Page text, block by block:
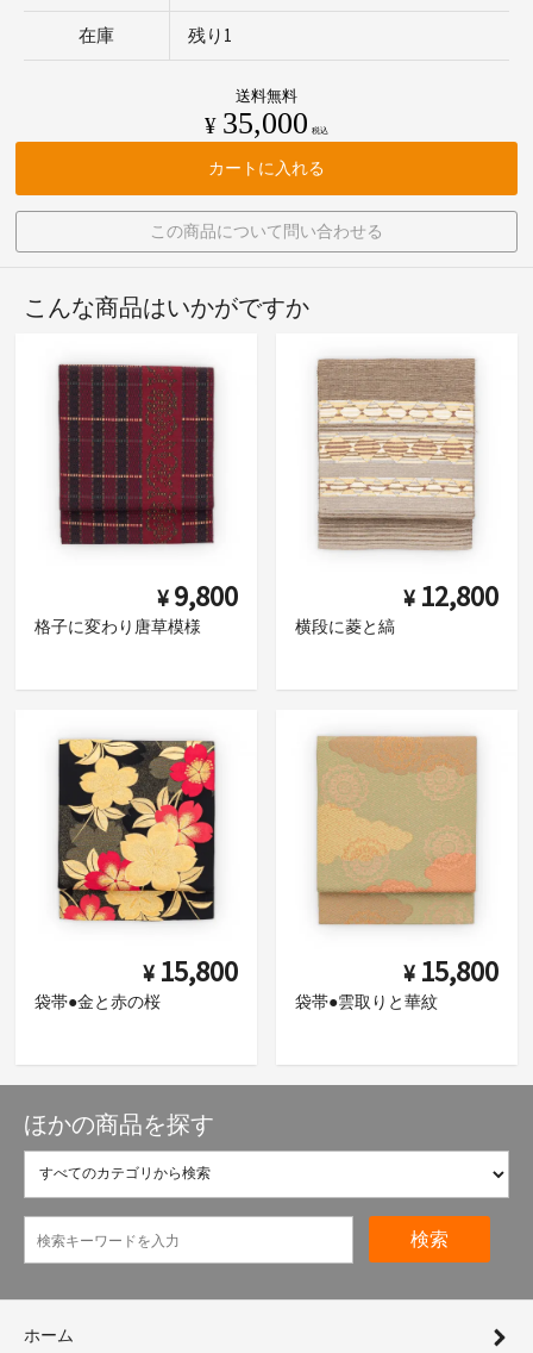
在庫 残り1
送料無料
¥ 35,000 税込
カートに入れる
この商品について問い合わせる
こんな商品はいかがですか
¥ 9,800
格子に変わり唐草模様
¥ 12,800
横段に菱と縞
¥ 15,800
袋帯●金と赤の桜
¥ 15,800
袋帯●雲取りと華紋
ほかの商品を探す
検索
ホーム